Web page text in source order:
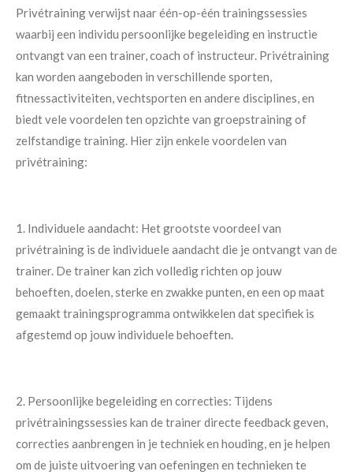
Privétraining verwijst naar één-op-één trainingssessies
waarbij een individu persoonlijke begeleiding en instructie
ontvangt van een trainer, coach of instructeur. Privétraining
kan worden aangeboden in verschillende sporten,
fitnessactiviteiten, vechtsporten en andere disciplines, en
biedt vele voordelen ten opzichte van groepstraining of
zelfstandige training. Hier zijn enkele voordelen van
privétraining:
1. Individuele aandacht: Het grootste voordeel van
privétraining is de individuele aandacht die je ontvangt van de
trainer. De trainer kan zich volledig richten op jouw
behoeften, doelen, sterke en zwakke punten, en een op maat
gemaakt trainingsprogramma ontwikkelen dat specifiek is
afgestemd op jouw individuele behoeften.
2. Persoonlijke begeleiding en correcties: Tijdens
privétrainingssessies kan de trainer directe feedback geven,
correcties aanbrengen in je techniek en houding, en je helpen
om de juiste uitvoering van oefeningen en technieken te